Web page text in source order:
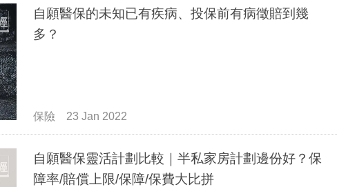
自願醫保的未知已有疾病、投保前有病徵賠到幾
多？
保險 23 Jan 2022
自願醫保靈活計劃比較｜半私家房計劃邊份好？保
障率/賠償上限/保障/保費大比拼